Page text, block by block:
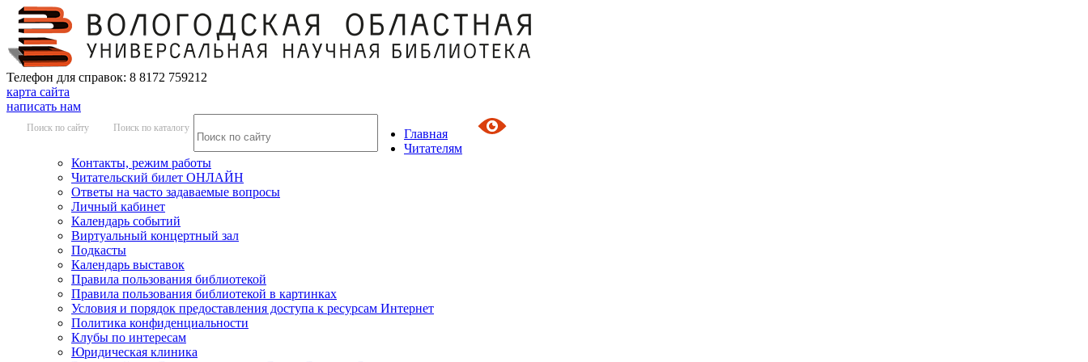
Телефон для справок: 8 8172 759212
карта сайта
написать нам
Поиск по сайту Поиск по каталогу
Главная
Читателям
Контакты, режим работы
Читательский билет ОНЛАЙН
Ответы на часто задаваемые вопросы
Личный кабинет
Календарь событий
Виртуальный концертный зал
Подкасты
Календарь выставок
Правила пользования библиотекой
Правила пользования библиотекой в картинках
Условия и порядок предоставления доступа к ресурсам Интернет
Политика конфиденциальности
Клубы по интересам
Юридическая клиника